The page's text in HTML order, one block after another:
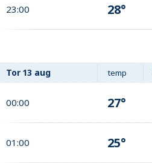
23:00 28°
Tor 13 aug temp
00:00 27°
01:00 25°